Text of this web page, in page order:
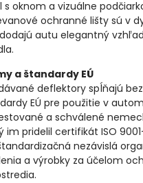
s oknom a vizuálne
ochranné lišty sú v
autu elegantný
a štandardy EÚ
deflektory spĺňajú
EÚ pre použitie v
a schválené
im pridelil certifikát ISO
nezávislá
a výrobky za účelom